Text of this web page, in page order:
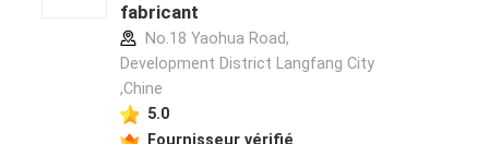
fabricant
No.18 Yaohua Road,
Development District Langfang City
,Chine
5.0
Fournisseur vérifié